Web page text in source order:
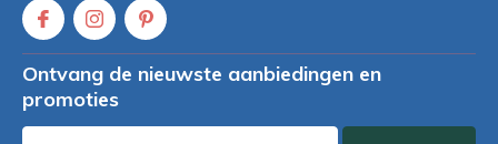
Ontvang de nieuwste aanbiedingen en
promoties